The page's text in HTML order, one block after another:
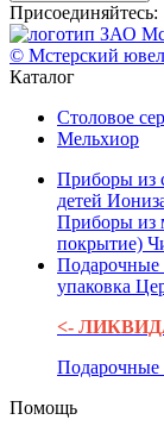
Присоединяйтесь:
© Мстерский
Каталог
Столовое
Мельхиор
Приборы из
детей
Приборы из
покрытие)
Подарочные
упаковка
<-
Подарочные
Помощь